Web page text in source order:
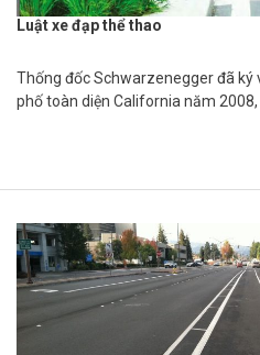
Luật xe đạp thể thao
Thống đốc Schwarzenegger đã ký
phố toàn diện California năm